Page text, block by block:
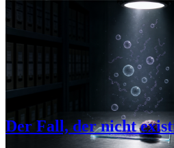
Der Fall, der nicht